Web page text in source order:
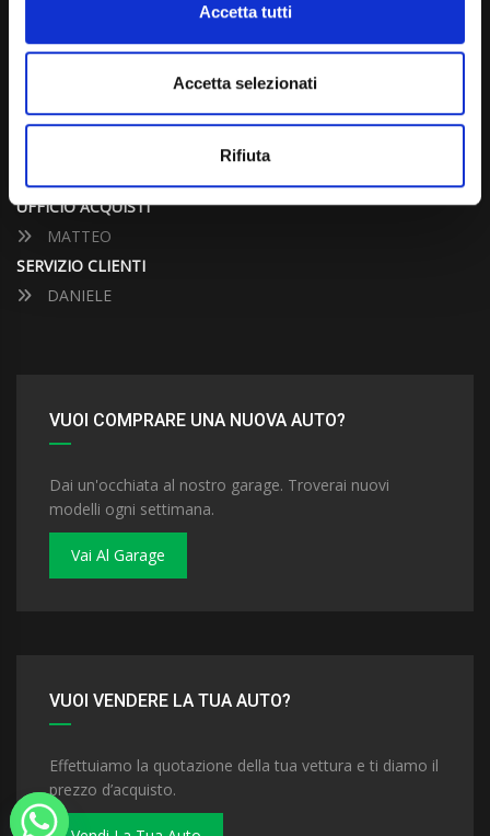
Accetta tutti
Accetta selezionati
Rifiuta
CONTATTA UN CONSULENTE
UFFICIO VENDITE
UFFICIO ACQUISTI
MATTEO
SERVIZIO CLIENTI
DANIELE
VUOI COMPRARE UNA NUOVA AUTO?
Dai un'occhiata al nostro garage. Troverai nuovi
modelli ogni settimana.
Vai Al Garage
VUOI VENDERE LA TUA AUTO?
Effettuiamo la quotazione della tua vettura e ti diamo il
prezzo d’acquisto.